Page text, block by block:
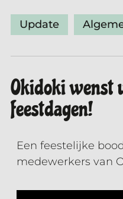
Update
Okidoki wenst
feestdagen!
Een feestelijke
medewerkers van